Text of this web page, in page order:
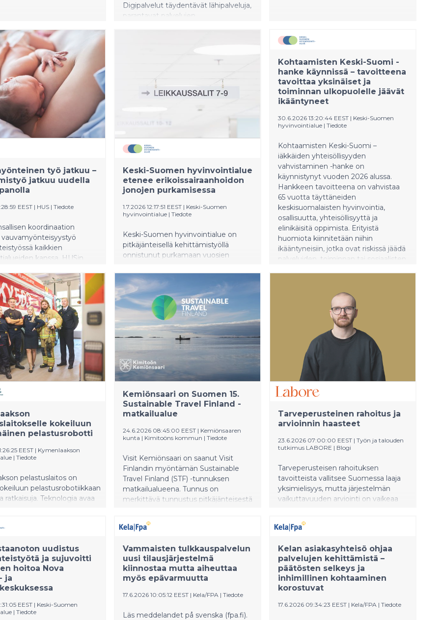
Digipalvelut täydentävät lähipalveluja,
parantavat palvelujen
työ jatkuu –
jatkuu uudella
EEST | HUS | Tiedote
koordinaation
kaikkien
kanssa. HUSin
on turvata ja kehittää
hoitoa koko
Keski-Suomen hyvinvointialue
etenee erikoissairaanhoidon
jonojen purkamisessa
1.7.2026 12:17:51 EEST | Keski-Suomen
hyvinvointialue | Tiedote
Keski-Suomen hyvinvointialue on
pitkäjänteisellä kehittämistyöllä
onnistunut purkamaan vuosien
erikoissairaanhoidon jonoja.
Tavoitteena on purkaa jonot
kokonaan vuoden 2026 aikana ja
varmistaa hoitoon pääsy lain
mukaisesti jatkossakin.
Kohtaamisten Keski-Suomi -
hanke käynnissä – tavoitteena
tavoittaa yksinäiset ja
toiminnan ulkopuolelle jäävät
ikääntyneet
30.6.2026 13:20:44 EEST | Keski-Suomen
hyvinvointialue | Tiedote
Kohtaamisten Keski-Suomi –
iäkkäiden yhteisöllisyyden
vahvistaminen -hanke on
käynnistynyt vuoden 2026 alussa.
Hankkeen tavoitteena on vahvistaa
65 vuotta täyttäneiden
keskisuomalaisten hyvinvointia,
osallisuutta, yhteisöllisyyttä ja
elinikäisitä oppimista. Erityistä
huomiota kiinnitetään niihin
ikääntyneisiin, jotka ovat riskissä jäädä
palveluiden, toiminnan tai sosiaalisten
kokeiluun
pelastusrobotti
EEST | Kymenlaakson
| Tiedote
pelastuslaitos on
pelastusrobotiikkaan
ratkaisuja. Teknologia avaa
on osa
pelastuslaitoksen kehitystyötä.
Kemiönsaari on Suomen 15.
Sustainable Travel Finland -
matkailualue
24.6.2026 08:45:00 EEST | Kemiönsaaren
kunta | Kimitoöns kommun | Tiedote
Visit Kemiönsaari on saanut Visit
Finlandin myöntämän Sustainable
Travel Finland (STF) -tunnuksen
matkailualueena. Tunnus on
merkittävä tunnustus pitkäjänteisestä
kehittämiseksi sekä tärkeä askel kohti
entistä vahvempaa kestävää ja
Tarveperusteinen rahoitus ja
arvioinnin haasteet
23.6.2026 07:00:00 EEST | Työn ja talouden
tutkimus LABORE | Blogi
Tarveperusteisen rahoituksen
tavoitteista vallitsee Suomessa laaja
yksimielisyys, mutta järjestelmän
vaikuttavuuden arviointi on vaikeaa
lopullisesta kohdentumisesta. Jos
emme tiedä, kuinka paljon rahoitusta
käytetään, emme myöskään voi
luotettavasti arvioida, kaventaako
rahoitus koulutuksellisia eroja.
uudistus
ja sujuvoitti
hoitoa Nova
ja
EEST | Keski-Suomen
| Tiedote
Vammaisten tulkkauspalvelun
uusi tilausjärjestelmä
kiinnostaa mutta aiheuttaa
myös epävarmuutta
17.6.2026 10:05:12 EEST | Kela/FPA | Tiedote
Läs meddelandet på svenska (fpa.fi).
Kelan asiakasyhteisö ohjaa
palvelujen kehittämistä –
päätösten selkeys ja
inhimillinen kohtaaminen
korostuvat
17.6.2026 09:34:23 EEST | Kela/FPA | Tiedote